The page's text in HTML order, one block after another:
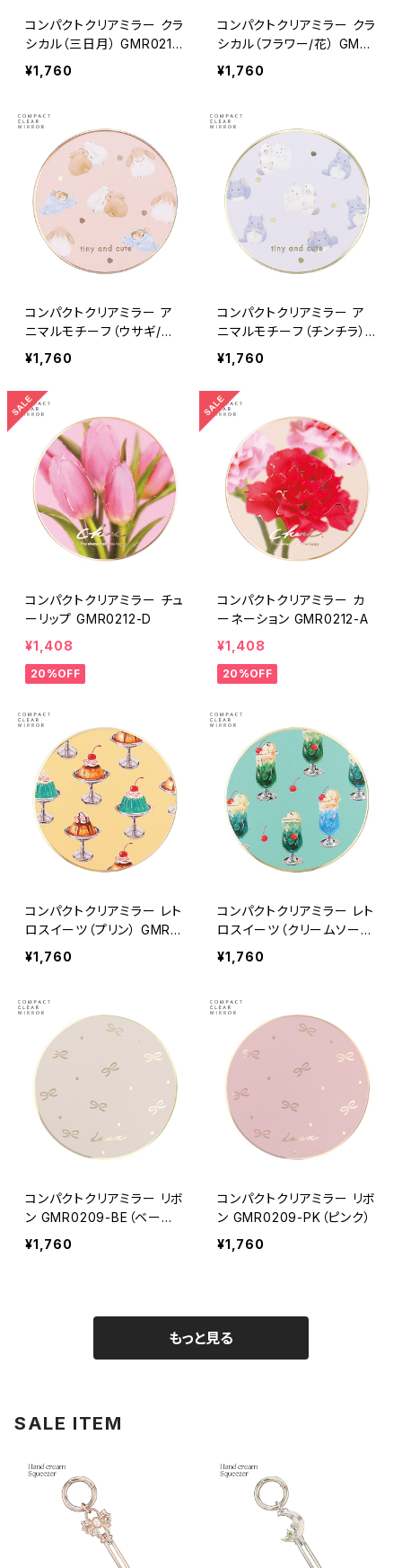
コンパクトクリアミラー クラ
シカル（三日月） GMR0214
-BL（ブルー）
¥1,760
コンパクトクリアミラー クラ
シカル（フラワー/花） GMR
0214-BK（ブラック）
¥1,760
コンパクトクリアミラー ア
ニマルモチーフ（ウサギ/兎）
GMR0213-PK（ピンク）
¥1,760
コンパクトクリアミラー ア
ニマルモチーフ（チンチラ）
GMR0213-BL（ブルー）
¥1,760
コンパクトクリアミラー チュ
ーリップ GMR0212-D
¥1,408
20%OFF
コンパクトクリアミラー カ
ーネーション GMR0212-A
¥1,408
20%OFF
コンパクトクリアミラー レト
ロスイーツ（プリン） GMR0
210-YE（イエロー）
¥1,760
コンパクトクリアミラー レト
ロスイーツ（クリームソー
ダ） GMR0210-GR（グリー
ン）
¥1,760
コンパクトクリアミラー リボ
ン GMR0209-BE（ベージ
ュ）
¥1,760
コンパクトクリアミラー リボ
ン GMR0209-PK（ピンク）
¥1,760
もっと見る
SALE ITEM